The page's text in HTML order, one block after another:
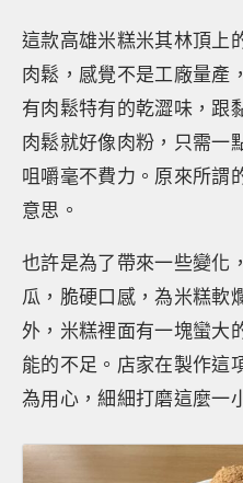
這款高雄米糕米其林頂上
肉鬆，感覺不是工廠量產
有肉鬆特有的乾澀味，跟
肉鬆就好像肉粉，只需一
咀嚼毫不費力。原來所謂
意思。
也許是為了帶來一些變化
瓜，脆硬口感，為米糕軟
外，米糕裡面有一塊蠻大
能的不足。店家在製作這
為用心，細細打磨這麼一